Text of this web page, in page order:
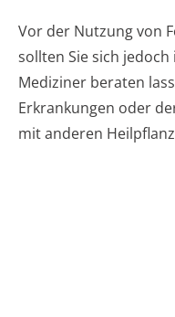
Vor der Nutzung von
sollten Sie sich
Mediziner beraten
Erkrankungen oder
mit anderen